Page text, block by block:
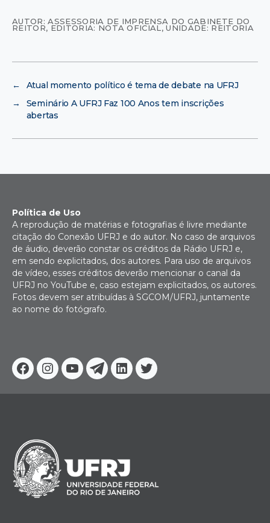
AUTOR: ASSESSORIA DE IMPRENSA DO GABINETE DO
REITOR, EDITORIA: NOTA OFICIAL,UNIDADE: REITORIA
←
Atual momento político é tema de debate na UFRJ
→
Seminário A UFRJ Faz 100 Anos tem inscrições
abertas
Facebook
Instagram
YoutubeTelegram
Linkedin
Twitter
Política de Uso
A reprodução de matérias e fotografias é livre mediante
citação do Conexão UFRJ e do autor. No caso de arquivos
de áudio, deverão constar os créditos da Rádio UFRJ e,
em sendo explicitados, dos autores. Para uso de arquivos
de vídeo, esses créditos deverão mencionar o canal da
UFRJ no YouTube e, caso estejam explicitados, os autores.
Fotos devem ser atribuídas à SGCOM/UFRJ, juntamente
ao nome do fotógrafo.